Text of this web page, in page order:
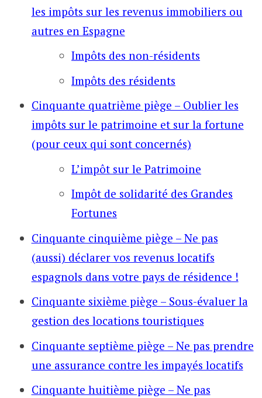
les impôts sur les revenus immobiliers ou
autres en Espagne
Impôts des non-résidents
Impôts des résidents
Cinquante quatrième piège – Oublier les
impôts sur le patrimoine et sur la fortune
(pour ceux qui sont concernés)
L’impôt sur le Patrimoine
Impôt de solidarité des Grandes
Fortunes
Cinquante cinquième piège – Ne pas
(aussi) déclarer vos revenus locatifs
espagnols dans votre pays de résidence !
Cinquante sixième piège – Sous-évaluer la
gestion des locations touristiques
Cinquante septième piège – Ne pas prendre
une assurance contre les impayés locatifs
Cinquante huitième piège – Ne pas